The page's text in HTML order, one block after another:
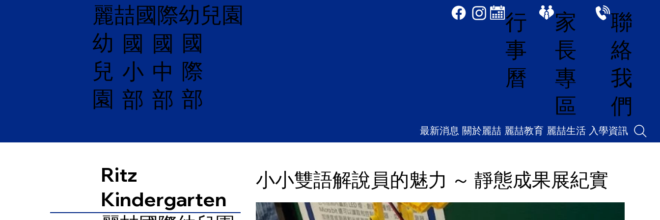
麗喆國際幼兒園
幼
兒
園
​國
小
部
國
中
部
國
際
部
行
事
曆
家
長
專
區
聯
絡
我
們
最新消息 關於麗喆 麗喆教育 麗喆生活 入學資訊
Ritz
Kindergarten
小小雙語解說員的魅力 ～ 靜態成果展紀實